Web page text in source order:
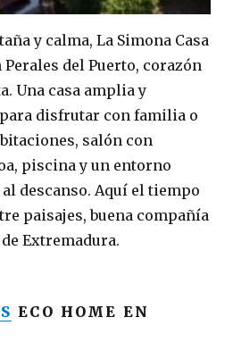
y calma, La Simona Casa
Perales del Puerto, corazón
Una casa amplia y
disfrutar con familia o
salón con
piscina y un entorno
descanso. Aquí el tiempo
paisajes, buena compañía
Extremadura.
ECO HOME EN